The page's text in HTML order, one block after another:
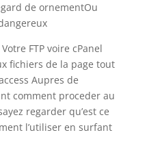
de ornementOu
FTP voire cPanel
fichiers de la page tout
Aupres de
comment proceder au
regarder qu’est ce
l’utiliser en surfant